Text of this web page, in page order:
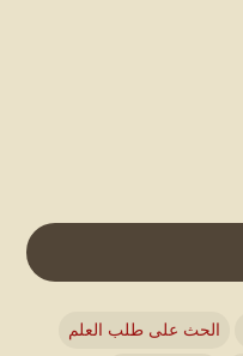
الحث على طلب العلم